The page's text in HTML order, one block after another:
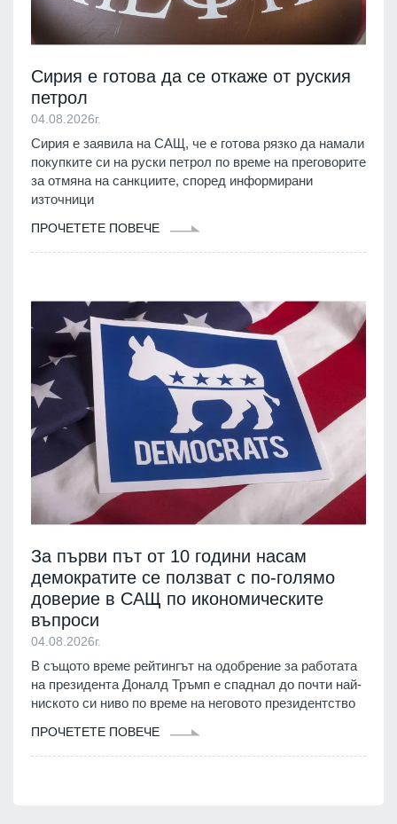
Сирия е готова да се откаже от руския
петрол
04.08.2026г.
Сирия е заявила на САЩ, че е готова рязко да намали
покупките си на руски петрол по време на преговорите
за отмяна на санкциите, според информирани
източници
ПРОЧЕТЕТЕ ПОВЕЧЕ
За първи път от 10 години насам
демократите се ползват с по-голямо
доверие в САЩ по икономическите
въпроси
04.08.2026г.
В същото време рейтингът на одобрение за работата
на президента Доналд Тръмп е спаднал до почти най-
ниското си ниво по време на неговото президентство
ПРОЧЕТЕТЕ ПОВЕЧЕ